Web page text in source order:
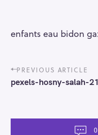
enfants eau bidon
P
s
a
PREVIOUS ARTICLE
pexels-hosny-salah-